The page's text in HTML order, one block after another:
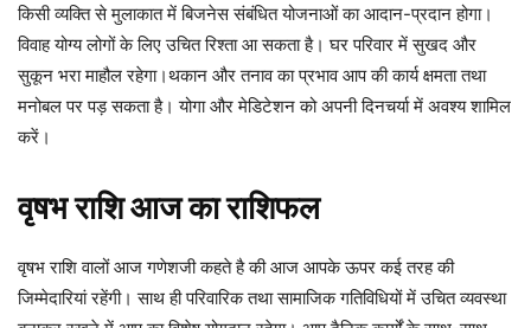
किसी व्यक्ति से मुलाकात में बिजनेस संबंधित योजनाओं का आदान-प्रदान होगा।
विवाह योग्य लोगों के लिए उचित रिश्ता आ सकता है। घर परिवार में सुखद और
सुकून भरा माहौल रहेगा।थकान और तनाव का प्रभाव आप की कार्य क्षमता तथा
मनोबल पर पड़ सकता है। योगा और मेडिटेशन को अपनी दिनचर्या में अवश्य शामिल
करें।
वृषभराशिआजकाराशिफल
वृषभ राशि वालों आज गणेशजी कहते है की आज आपके ऊपर कई तरह की
जिम्मेदारियां रहेंगी। साथ ही परिवारिक तथा सामाजिक गतिविधियों में उचित व्यवस्था